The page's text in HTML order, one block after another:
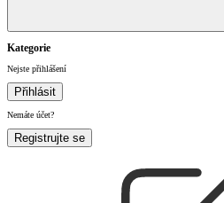
Kategorie
Nejste přihlášení
Přihlásit
Nemáte účet?
Registrujte se